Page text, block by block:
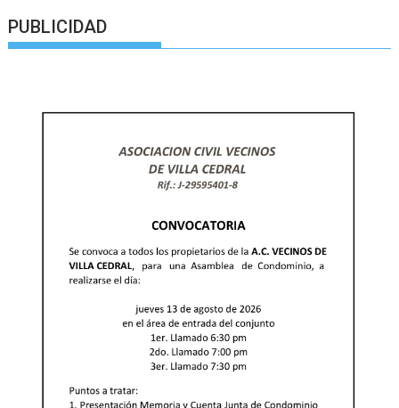
PUBLICIDAD